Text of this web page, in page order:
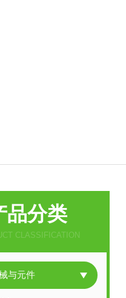
品分类
CLASSIFICATION
与元件